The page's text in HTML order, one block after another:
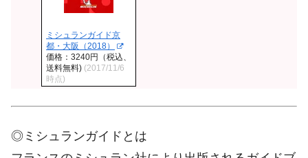
ミシュランガイド京
都・大阪（2018）
価格：3240円（税込、
送料無料) (2017/11/6
時点)
◎ミシュランガイドとは